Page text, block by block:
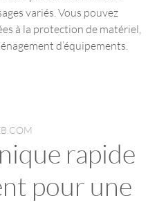
variés. Vous pouvez
à la protection de matériel,
d’équipements.
rapide
pour une